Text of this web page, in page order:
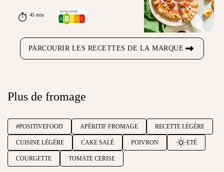
45 min
PARCOURIR LES RECETTES DE LA MARQUE
Plus de fromage
#POSITIVEFOOD APÉRITIF FROMAGE RECETTE LÉGÈRE
CUISINE LÉGÈRE CAKE SALÉ POIVRON ETÉ
COURGETTE TOMATE CERISE